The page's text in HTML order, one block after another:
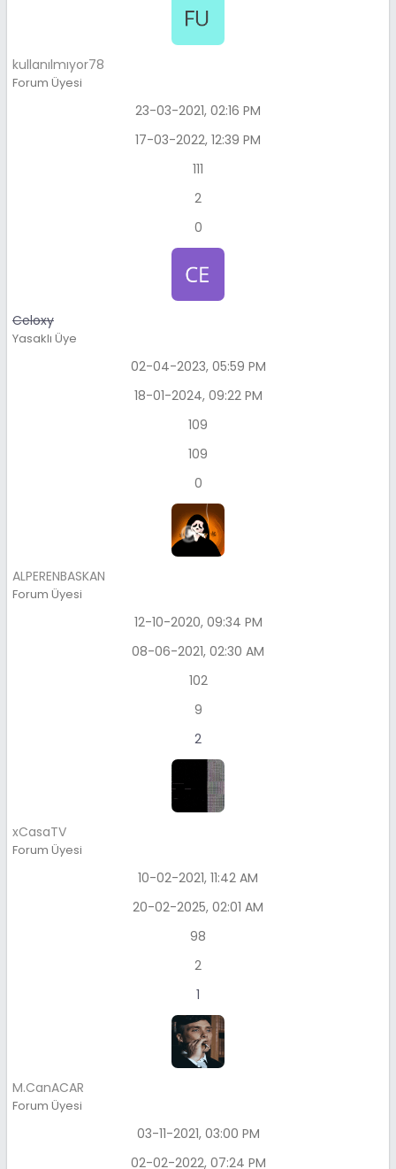
kullanılmıyor78
Forum Üyesi
23-03-2021, 02:16 PM
17-03-2022, 12:39 PM
111
2
0
Celoxy
Yasaklı Üye
02-04-2023, 05:59 PM
18-01-2024, 09:22 PM
109
109
0
ALPERENBASKAN
Forum Üyesi
12-10-2020, 09:34 PM
08-06-2021, 02:30 AM
102
9
2
xCasaTV
Forum Üyesi
10-02-2021, 11:42 AM
20-02-2025, 02:01 AM
98
2
1
M.CanACAR
Forum Üyesi
03-11-2021, 03:00 PM
02-02-2022, 07:24 PM